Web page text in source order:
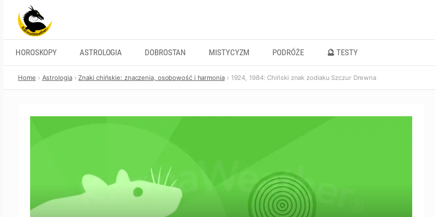
content
HOROSKOPY ASTROLOGIA DOBROSTAN MISTYCYZM PODRÓŻE 🔮 TESTY
Home Astrologia Znaki chińskie: znaczenia, osobowość i harmonia 1924, 1984: Chiński znak zodiaku Szczur Drewna